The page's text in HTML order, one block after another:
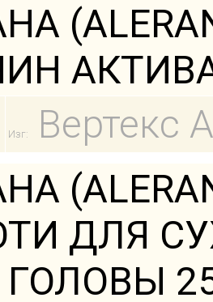
Изг:
Вертекс
ДЛЯ